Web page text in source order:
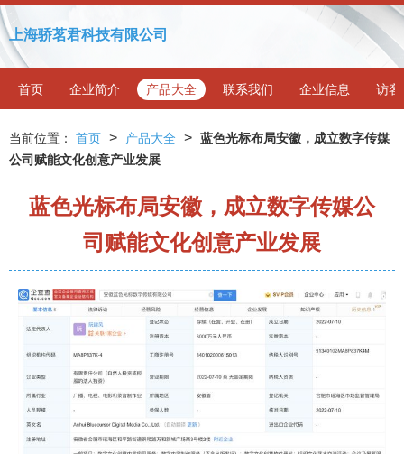
上海骄茗君科技有限公司
首页 企业简介 产品大全 联系我们 企业信息 访客
当前位置： 首页 > 产品大全 > 蓝色光标布局安徽，成立数字传媒
公司赋能文化创意产业发展
蓝色光标布局安徽，成立数字传媒公
司赋能文化创意产业发展